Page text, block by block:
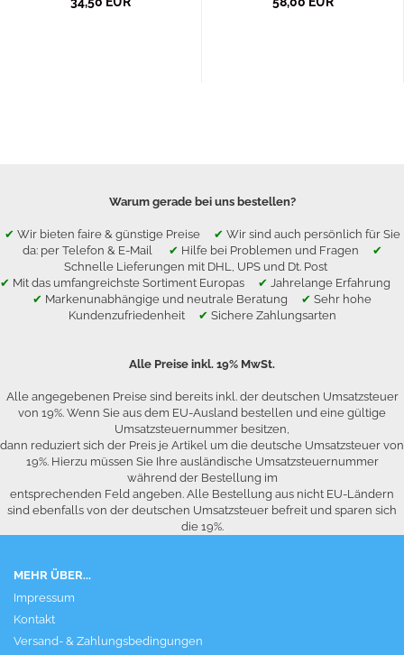
Warum gerade bei uns bestellen?
✔ Wir bieten faire & günstige Preise ✔ Wir sind auch persönlich für Sie
da: per Telefon & E-Mail ✔ Hilfe bei Problemen und Fragen ✔
Schnelle Lieferungen mit DHL, UPS und Dt. Post
✔ Mit das umfangreichste Sortiment Europas ✔ Jahrelange Erfahrung
✔ Markenunabhängige und neutrale Beratung ✔ Sehr hohe
Kundenzufriedenheit ✔ Sichere Zahlungsarten
Alle Preise inkl. 19% MwSt.
Alle angegebenen Preise sind bereits inkl. der deutschen Umsatzsteuer
von 19%. Wenn Sie aus dem EU-Ausland bestellen und eine gültige
Umsatzsteuernummer besitzen,
dann reduziert sich der Preis je Artikel um die deutsche Umsatzsteuer von
19%. Hierzu müssen Sie Ihre ausländische Umsatzsteuernummer
während der Bestellung im
entsprechenden Feld angeben. Alle Bestellung aus nicht EU-Ländern
sind ebenfalls von der deutschen Umsatzsteuer befreit und sparen sich
die 19%.
MEHR ÜBER...
Impressum
Kontakt
Versand- & Zahlungsbedingungen